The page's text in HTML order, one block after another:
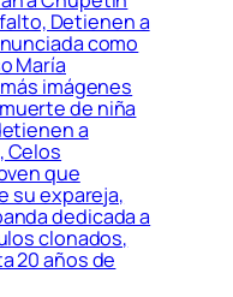
Detienen a
como
María
imágenes
de niña
a
Celos
que
su expareja,
dedicada a
clonados,
20 años de